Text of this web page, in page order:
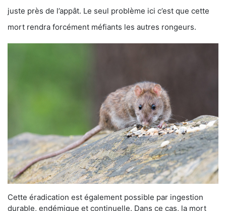
juste près de l’appât. Le seul problème ici c’est que cette
mort rendra forcément méfiants les autres rongeurs.
Cette éradication est également possible par ingestion
durable, endémique et continuelle. Dans ce cas, la mort